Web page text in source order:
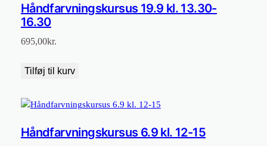
Håndfarvningskursus 19.9 kl. 13.30-
16.30
695,00kr.
Tilføj til kurv
Håndfarvningskursus 6.9 kl. 12-15